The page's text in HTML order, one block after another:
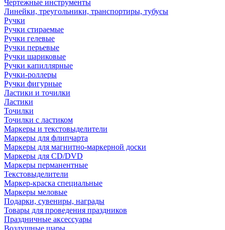
Чертежные инструменты
Линейки, треугольники, транспортиры, тубусы
Ручки
Ручки стираемые
Ручки гелевые
Ручки перьевые
Ручки шариковые
Ручки капиллярные
Ручки-роллеры
Ручки фигурные
Ластики и точилки
Ластики
Точилки
Точилки с ластиком
Маркеры и текстовыделители
Маркеры для флипчарта
Маркеры для магнитно-маркерной доски
Маркеры для CD/DVD
Маркеры перманентные
Текстовыделители
Маркер-краска специальные
Маркеры меловые
Подарки, сувениры, награды
Товары для проведения праздников
Праздничные аксессуары
Воздушные шары